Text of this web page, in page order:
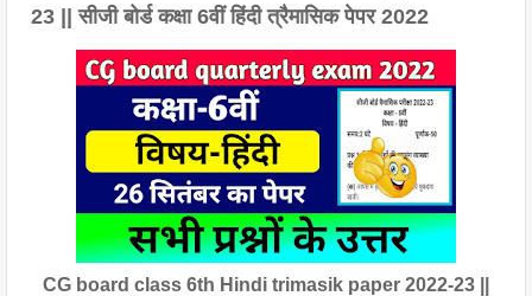
23 || सीजी बोर्ड कक्षा 6वीं हिंदी त्रैमासिक पेपर 2022
CG board class 6th Hindi trimasik paper 2022-23 ||